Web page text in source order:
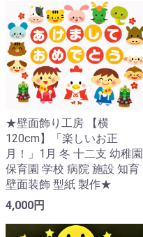
★壁面飾り工房 【横
120cm】「楽しいお正
月！」1月 冬 十二支 幼稚園
保育園 学校 病院 施設 知育
壁面装飾 型紙 製作★
4,000円